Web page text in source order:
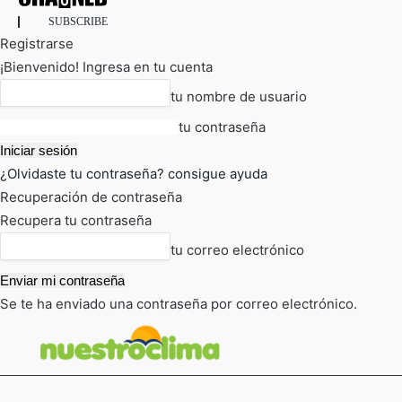
SUBSCRIBE
Registrarse
¡Bienvenido! Ingresa en tu cuenta
tu nombre de usuario
tu contraseña
¿Olvidaste tu contraseña? consigue ayuda
Recuperación de contraseña
Recupera tu contraseña
tu correo electrónico
Se te ha enviado una contraseña por correo electrónico.